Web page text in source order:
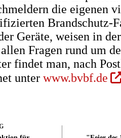
die eigenen
Brandschutz-
Geräte, weisen in
Fragen rund um
findet man, nach
unter www.bvbf.de